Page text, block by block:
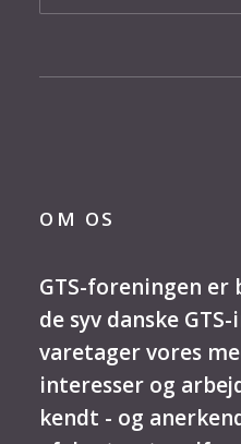
OM OS
GTS-foreningen
de syv danske
varetager vores
interesser og
kendt - og